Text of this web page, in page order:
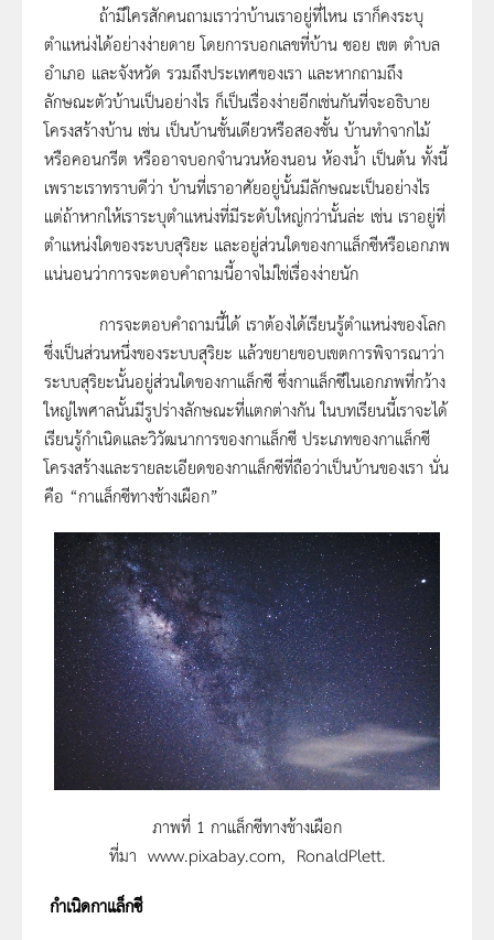
ถ้ามีใครสักคนถามเราว่าบ้านเราอยู่ที่ไหน เราก็คงระบุ
ตำแหน่งได้อย่างง่ายดาย โดยการบอกเลขที่บ้าน ซอย เขต ตำบล
อำเภอ และจังหวัด รวมถึงประเทศของเรา และหากถามถึง
ลักษณะตัวบ้านเป็นอย่างไร ก็เป็นเรื่องง่ายอีกเช่นกันที่จะอธิบาย
โครงสร้างบ้าน เช่น เป็นบ้านชั้นเดียวหรือสองชั้น บ้านทำจากไม้
หรือคอนกรีต หรืออาจบอกจำนวนห้องนอน ห้องน้ำ เป็นต้น ทั้งนี้
เพราะเราทราบดีว่า บ้านที่เราอาศัยอยู่นั้นมีลักษณะเป็นอย่างไร
แต่ถ้าหากให้เราระบุตำแหน่งที่มีระดับใหญ่กว่านั้นล่ะ เช่น เราอยู่ที่
ตำแหน่งใดของระบบสุริยะ และอยู่ส่วนใดของกาแล็กซีหรือเอกภพ
แน่นอนว่าการจะตอบคำถามนี้อาจไม่ใช่เรื่องง่ายนัก
การจะตอบคำถามนี้ได้ เราต้องได้เรียนรู้ตำแหน่งของโลก
ซึ่งเป็นส่วนหนึ่งของระบบสุริยะ แล้วขยายขอบเขตการพิจารณาว่า
ระบบสุริยะนั้นอยู่ส่วนใดของกาแล็กซี ซึ่งกาแล็กซีในเอกภพที่กว้าง
ใหญ่ไพศาลนั้นมีรูปร่างลักษณะที่แตกต่างกัน ในบทเรียนนี้เราจะได้
เรียนรู้กำเนิดและวิวัฒนาการของกาแล็กซี ประเภทของกาแล็กซี
โครงสร้างและรายละเอียดของกาแล็กซีที่ถือว่าเป็นบ้านของเรา นั่น
คือ “กาแล็กซีทางช้างเผือก”
ภาพที่ 1 กาแล็กซีทางช้างเผือก
ที่มา www.pixabay.com, RonaldPlett.
กำเนิดกาแล็กซี